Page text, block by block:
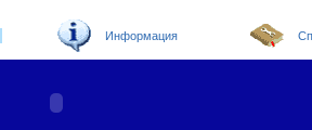
Информация